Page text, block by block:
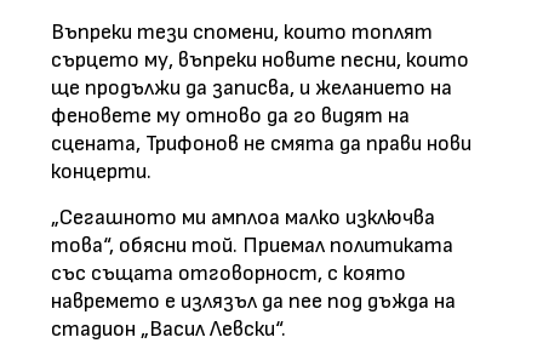
Въпреки тези спомени, които топлят
сърцето му, въпреки новите песни, които
ще продължи да записва, и желанието на
феновете му отново да го видят на
сцената, Трифонов не смята да прави нови
концерти.
„Сегашното ми амплоа малко изключва
това“, обясни той. Приемал политиката
със същата отговорност, с която
навремето е излязъл да пее под дъжда на
стадион „Васил Левски“.